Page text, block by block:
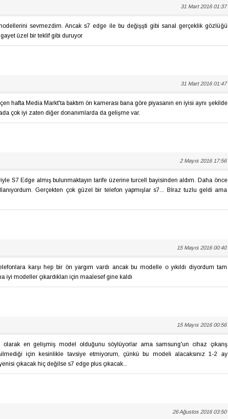
31 Mart 2016 01:37
sevmezdim. Ancak s7 edge ile bu değişşti gibi sanal gerçeklik gözlüğü
üzel bir teklif gibi duruyor
31 Mart 2016 01:47
hafta Media Markt'ta baktım ön kamerası bana göre piyasanın en iyisi aynı şekilde
çok iyi zaten diğer donanımlarda da gelişme var.
2 Mayıs 2016 17:56
S7 Edge almış bulunmaktayın tarife üzerine turcell bayisinden aldım. Daha önce
Gerçekten çok güzel bir telefon yapmışlar s7... Bİraz tuzlu geldi ama
15 Mayıs 2016 00:40
karşı hep bir ön yargım vardı ancak bu modelle o yıkıldı diyordum tam
iyi modeller çıkardıkları için maalesef gine kaldı
15 Mayıs 2016 00:56
olarak en gelişmiş model olduğunu söylüyorlar ama samsung'un cihaz çıkarış
için kesinlikle tavsiye etmiyorum, çünkü bu modeli alacaksınız 1-2 ay
çıkacak hiç değilse s7 edge plus çıkacak...
26 Ağustos 2016 03:50